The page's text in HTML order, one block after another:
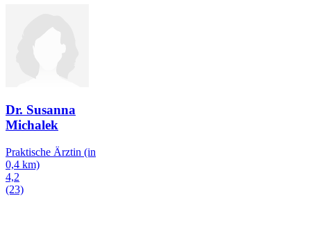
Dr. Susanna
Michalek
Praktische Ärztin (in
0,4 km)
4,2
(23)